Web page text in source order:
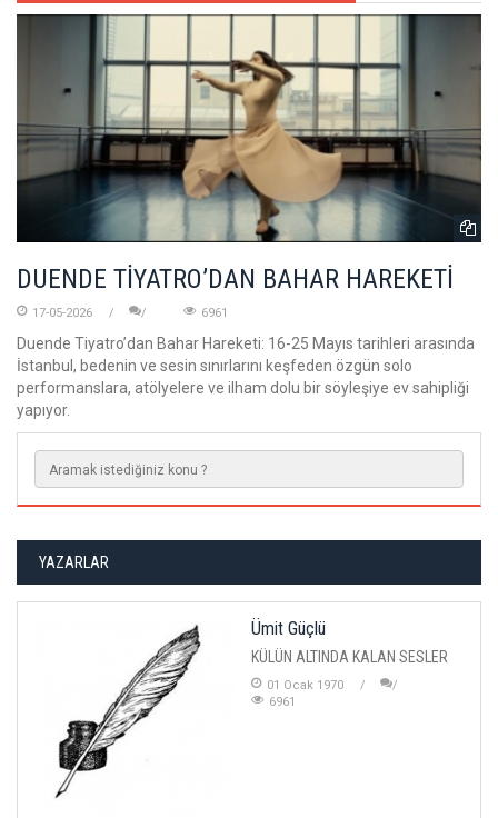
DUENDE TİYATRO’DAN BAHAR HAREKETİ
17-05-2026 6961
Duende Tiyatro’dan Bahar Hareketi: 16-25 Mayıs tarihleri arasında
İstanbul, bedenin ve sesin sınırlarını keşfeden özgün solo
performanslara, atölyelere ve ilham dolu bir söyleşiye ev sahipliği
yapıyor.
YAZARLAR
Ümit Güçlü
KÜLÜN ALTINDA KALAN SESLER
01 Ocak 1970
6961